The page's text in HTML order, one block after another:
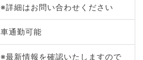
※詳細はお問い合わせください
車通勤可能
※最新情報を確認いたしますので